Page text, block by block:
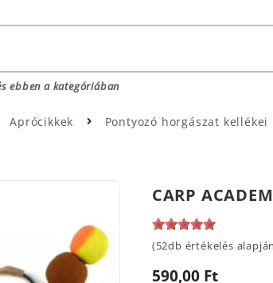
ebben a kategóriában
Aprócikkek Pontyozó horgászat kellékei
CARP
(52db értékelés
590,00 Ft